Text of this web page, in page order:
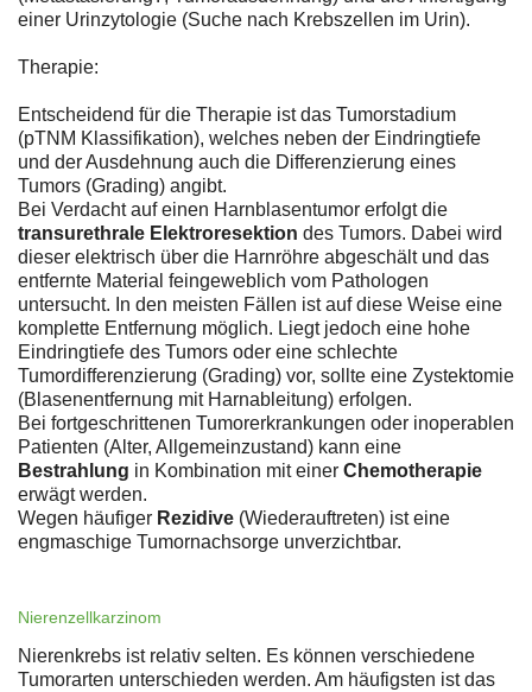
einer Urinzytologie (Suche nach Krebszellen im Urin).
Therapie:
Entscheidend für die Therapie ist das Tumorstadium
(pTNM Klassifikation), welches neben der Eindringtiefe
und der Ausdehnung auch die Differenzierung eines
Tumors (Grading) angibt.
Bei Verdacht auf einen Harnblasentumor erfolgt die
transurethrale Elektroresektion des Tumors. Dabei wird
dieser elektrisch über die Harnröhre abgeschält und das
entfernte Material feingeweblich vom Pathologen
untersucht. In den meisten Fällen ist auf diese Weise eine
komplette Entfernung möglich. Liegt jedoch eine hohe
Eindringtiefe des Tumors oder eine schlechte
Tumordifferenzierung (Grading) vor, sollte eine Zystektomie
(Blasenentfernung mit Harnableitung) erfolgen.
Bei fortgeschrittenen Tumorerkrankungen oder inoperablen
Patienten (Alter, Allgemeinzustand) kann eine
Bestrahlung in Kombination mit einer Chemotherapie
erwägt werden.
Wegen häufiger Rezidive (Wiederauftreten) ist eine
engmaschige Tumornachsorge unverzichtbar.
Nierenzellkarzinom
Nierenkrebs ist relativ selten. Es können verschiedene
Tumorarten unterschieden werden. Am häufigsten ist das